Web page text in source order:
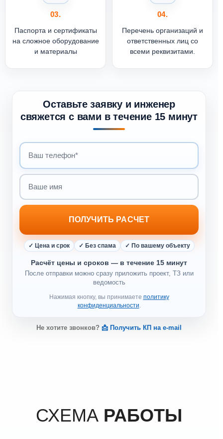
03.
Паспорта и сертификаты
на сложное оборудование
и материалы
04.
Перечень организаций и
ответственных лиц со
всеми реквизитами.
Оставьте заявку и инженер
свяжется с вами в течение 15 минут
ПОЛУЧИТЬ РАСЧЕТ
✓ Цена и срок ✓ Без спама ✓ По вашему объекту
Расчёт цены и сроков — в течение 15 минут
После отправки можно сразу приложить проект, ТЗ или
ведомость
Нажимая кнопку, вы принимаете политику
конфиденциальности
Не хотите звонков? 📩 Получить КП на e-mail
СХЕМА РАБОТЫ